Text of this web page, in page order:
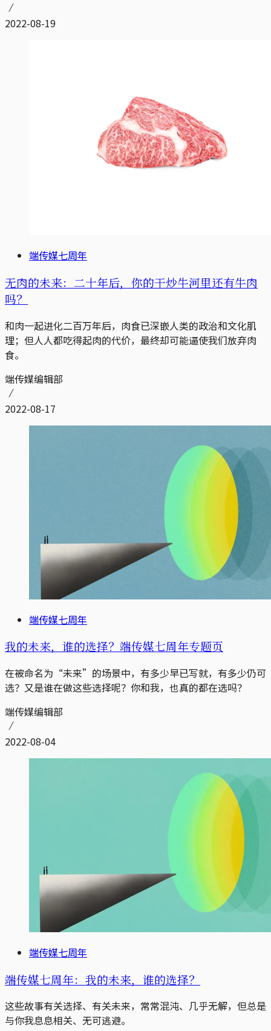
2022-08-19
端传媒七周年
无肉的未来：二十年后，你的干炒牛河里还有牛肉
吗？
和肉一起进化二百万年后，肉食已深嵌人类的政治和文化肌
理；但人人都吃得起肉的代价，最终却可能逼使我们放弃肉
食。
端传媒编辑部
2022-08-17
端传媒七周年
我的未来，谁的选择？端传媒七周年专题页
在被命名为“未来”的场景中，有多少早已写就，有多少仍可
选？又是谁在做这些选择呢？你和我，也真的都在选吗？
端传媒编辑部
2022-08-04
端传媒七周年
端传媒七周年：我的未来，谁的选择？
这些故事有关选择、有关未来，常常混沌、几乎无解，但总是
与你我息息相关、无可逃避。